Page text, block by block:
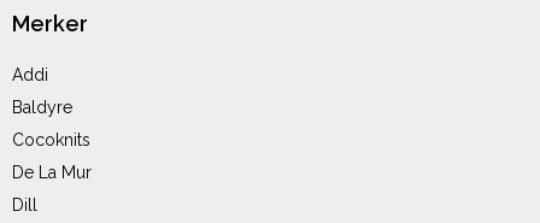
Merker
Addi
Baldyre
Cocoknits
De La Mur
Dill